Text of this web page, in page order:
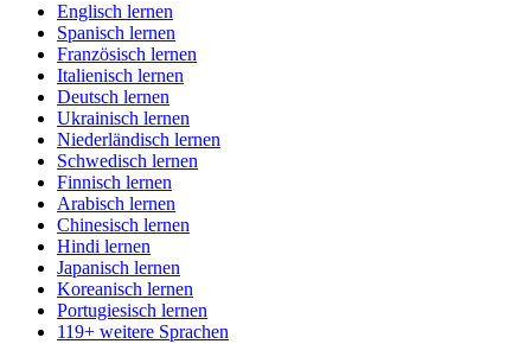
Englisch lernen
Spanisch lernen
Französisch lernen
Italienisch lernen
Deutsch lernen
Ukrainisch lernen
Niederländisch lernen
Schwedisch lernen
Finnisch lernen
Arabisch lernen
Chinesisch lernen
Hindi lernen
Japanisch lernen
Koreanisch lernen
Portugiesisch lernen
119+ weitere Sprachen